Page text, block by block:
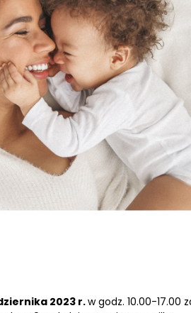
2023 r.w godz. 10.00-17.00